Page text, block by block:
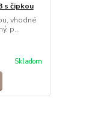
s čipkou
vhodné
p...
Skladom